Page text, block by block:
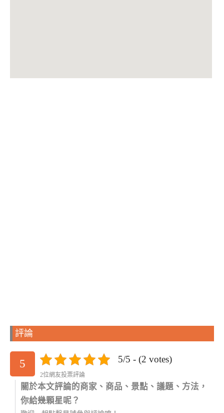
評論
5 5/5 - (2 votes)
2位網友投票評論
關於本文評論的商家、商品、景點、議題、方法，
你給幾顆星呢？